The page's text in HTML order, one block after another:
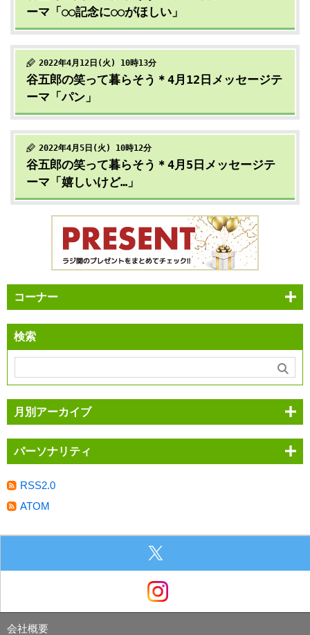
ーマ「○○記念に○○がほしい」
2022年4月12日(火) 10時13分
谷五郎の笑って暮らそう＊4月12日メッセージテ
ーマ「パン」
2022年4月5日(火) 10時12分
谷五郎の笑って暮らそう＊4月5日メッセージテ
ーマ「嬉しいけど…」
コーナー
検索
月別アーカイブ
パーソナリティ
RSS2.0
ATOM
会社概要